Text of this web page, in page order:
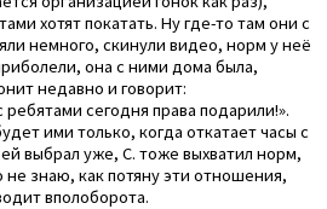
хотят покатать. Ну где-то там они с
немного, скинули видео, норм у неё
она с ними дома была,
недавно и говорит:
сегодня права подарили!».
ими только, когда откатает часы с
выбрал уже, С. тоже выхватил норм,
знаю, как потяну эти отношения,
вполоборота.